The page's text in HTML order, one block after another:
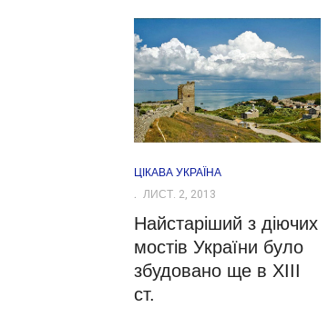
ЦІКАВА УКРАЇНА
ЛИСТ. 2, 2013
Найстаріший з діючих
мостів України було
збудовано ще в ХІІІ
ст.